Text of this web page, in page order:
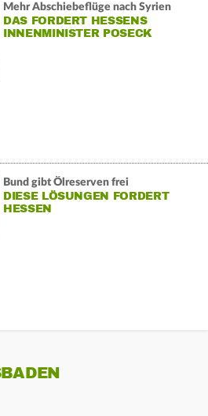
Mehr Abschiebeflüge nach Syrien
DAS FORDERT HESSENS
INNENMINISTER POSECK
Bund gibt Ölreserven frei
DIESE LÖSUNGEN FORDERT
HESSEN